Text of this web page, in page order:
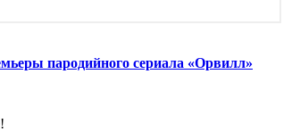
пародийного сериала «Орвилл»